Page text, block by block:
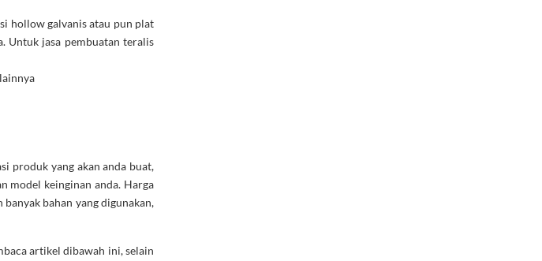
hollow galvanis atau pun plat
Untuk jasa pembuatan teralis
produk yang akan anda buat,
model keinginan anda. Harga
bahan yang digunakan,
artikel dibawah ini, selain